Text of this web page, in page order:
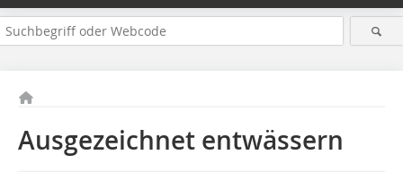
Ausgezeichnet entwässern